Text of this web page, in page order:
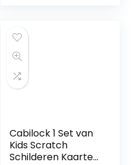
Cabilock 1 Set van
Kids Scratch
Schilderen Kaarten